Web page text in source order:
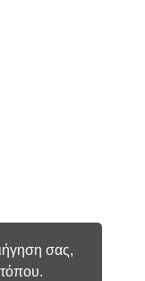
σας,